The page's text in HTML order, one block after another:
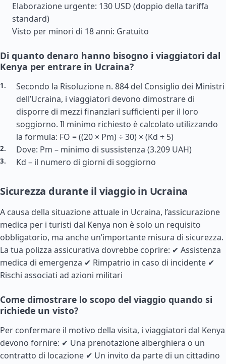
Elaborazione urgente: 130 USD (doppio della tariffa
standard)
Visto per minori di 18 anni: Gratuito
Di quanto denaro hanno bisogno i viaggiatori dal
Kenya per entrare in Ucraina?
Secondo la Risoluzione n. 884 del Consiglio dei Ministri
dell’Ucraina, i viaggiatori devono dimostrare di
disporre di mezzi finanziari sufficienti per il loro
soggiorno. Il minimo richiesto è calcolato utilizzando
la formula: FO = ((20 × Pm) ÷ 30) × (Kd + 5)
Dove: Pm – minimo di sussistenza (3.209 UAH)
Kd – il numero di giorni di soggiorno
Sicurezza durante il viaggio in Ucraina
A causa della situazione attuale in Ucraina, l’assicurazione
medica per i turisti dal Kenya non è solo un requisito
obbligatorio, ma anche un’importante misura di sicurezza.
La tua polizza assicurativa dovrebbe coprire: ✔ Assistenza
medica di emergenza ✔ Rimpatrio in caso di incidente ✔
Rischi associati ad azioni militari
Come dimostrare lo scopo del viaggio quando si
richiede un visto?
Per confermare il motivo della visita, i viaggiatori dal Kenya
devono fornire: ✔ Una prenotazione alberghiera o un
contratto di locazione ✔ Un invito da parte di un cittadino